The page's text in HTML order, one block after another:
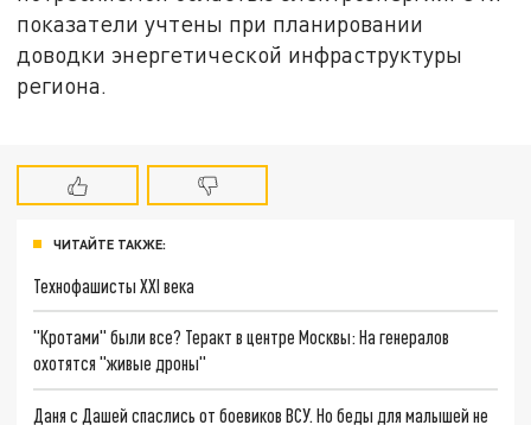
показатели учтены при планировании
доводки энергетической инфраструктуры
региона.
ЧИТАЙТЕ ТАКЖЕ:
Технофашисты XXI века
"Кротами" были все? Теракт в центре Москвы: На генералов
охотятся "живые дроны"
Даня с Дашей спаслись от боевиков ВСУ. Но беды для малышей не